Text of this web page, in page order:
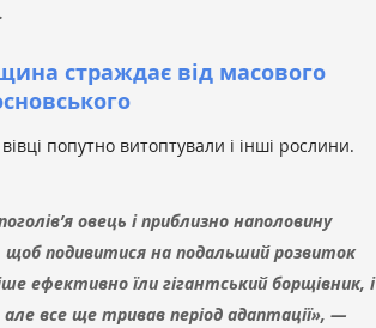
страждає від масового
попутно витоптували і інші рослини.
овець і приблизно наполовину
щоб подивитися на подальший розвиток
ефективно їли гігантський борщівник, і
все ще тривав період адаптації», —